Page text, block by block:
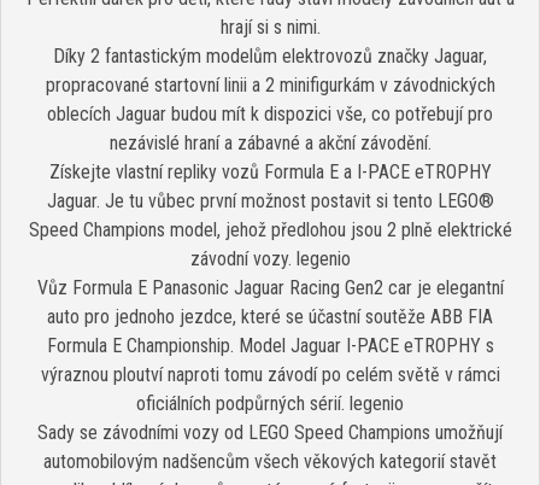
hrají si s nimi.
Díky 2 fantastickým modelům elektrovozů značky Jaguar,
propracované startovní linii a 2 minifigurkám v závodnických
oblecích Jaguar budou mít k dispozici vše, co potřebují pro
nezávislé hraní a zábavné a akční závodění.
Získejte vlastní repliky vozů Formula E a I-PACE eTROPHY
Jaguar. Je tu vůbec první možnost postavit si tento LEGO®
Speed Champions model, jehož předlohou jsou 2 plně elektrické
závodní vozy. legenio
Vůz Formula E Panasonic Jaguar Racing Gen2 car je elegantní
auto pro jednoho jezdce, které se účastní soutěže ABB FIA
Formula E Championship. Model Jaguar I-PACE eTROPHY s
výraznou ploutví naproti tomu závodí po celém světě v rámci
oficiálních podpůrných sérií. legenio
Sady se závodními vozy od LEGO Speed Champions umožňují
automobilovým nadšencům všech věkových kategorií stavět